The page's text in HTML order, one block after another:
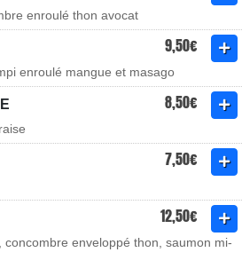
enroulé thon avocat
9,50€
enroulé mangue et masago
8,50€
7,50€
12,50€
enveloppé thon, saumon mi-